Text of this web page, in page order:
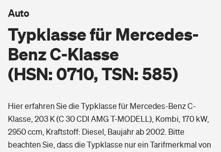
Berufsunfähigkeitsversicherung
Arbeitsrechtsschutz
Berufshaftpflichtversicherung
Wohnen
Wohngebäudeversicherung
Hausratversicherung
Elementarversicherung
Pri­vate Haft­pflicht­
Rechts­schutz­ver­si­che­rung
Gesundheit
Typklasse für Mercedes-
Benz C-Klasse
(HSN: 0710, TSN: 585)
Auto
Hier erfahren Sie die Typklasse für Mercedes-Benz C-
Klasse, 203 K (C 30 CDI AMG T-MODELL), Kombi, 170 kW,
2950 ccm, Kraftstoff: Diesel, Baujahr ab 2002. Bitte
beachten Sie, dass die Typklasse nur ein Tarifmerkmal von